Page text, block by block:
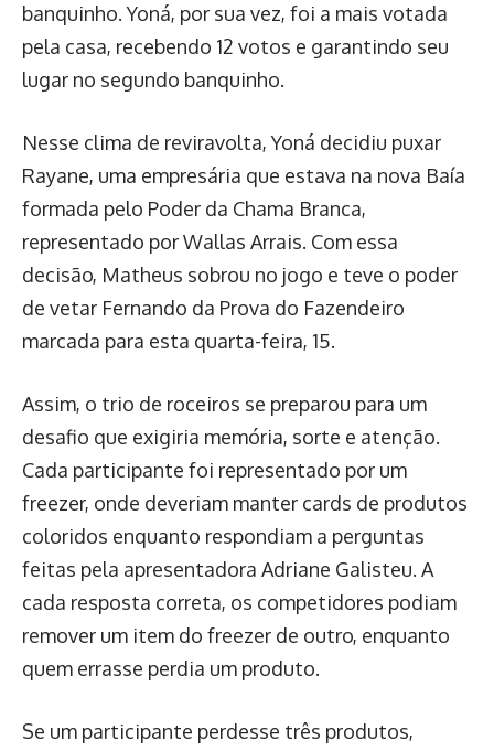
banquinho. Yoná, por sua vez, foi a mais votada
pela casa, recebendo 12 votos e garantindo seu
lugar no segundo banquinho.
Nesse clima de reviravolta, Yoná decidiu puxar
Rayane, uma empresária que estava na nova Baía
formada pelo Poder da Chama Branca,
representado por Wallas Arrais. Com essa
decisão, Matheus sobrou no jogo e teve o poder
de vetar Fernando da Prova do Fazendeiro
marcada para esta quarta-feira, 15.
Assim, o trio de roceiros se preparou para um
desafio que exigiria memória, sorte e atenção.
Cada participante foi representado por um
freezer, onde deveriam manter cards de produtos
coloridos enquanto respondiam a perguntas
feitas pela apresentadora Adriane Galisteu. A
cada resposta correta, os competidores podiam
remover um item do freezer de outro, enquanto
quem errasse perdia um produto.
Se um participante perdesse três produtos,